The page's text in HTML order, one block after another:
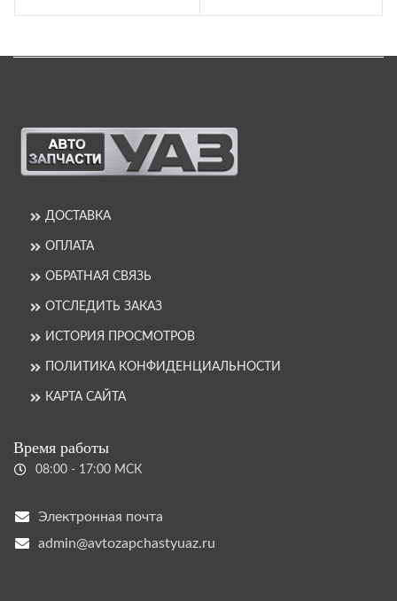
ДОСТАВКА
ОПЛАТА
ОБРАТНАЯ СВЯЗЬ
ОТСЛЕДИТЬ ЗАКАЗ
ИСТОРИЯ ПРОСМОТРОВ
ПОЛИТИКА КОНФИДЕНЦИАЛЬНОСТИ
КАРТА САЙТА
Время работы
08:00 - 17:00 МСК
Электронная почта
admin@avtozapchastyuaz.ru